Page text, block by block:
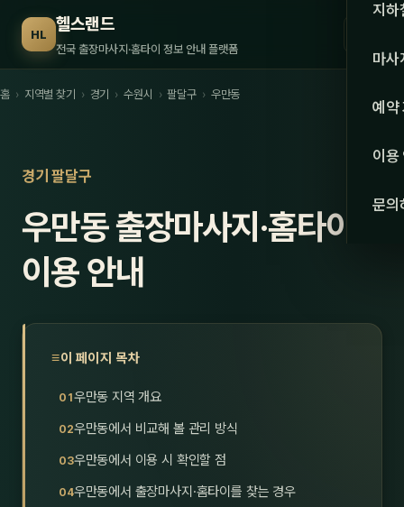
HL 헬스랜드
전국 출장마사지·홈타이 정보 안내 플랫폼 서울
강원·
강원
충북
지하
마사
관리
스
예약
이용
문의
홈 › 지역별 찾기 › 경기 › 수원시 › 팔달구 › 우만동
경기 팔달구
우만동 출장마사지·홈타이
이용 안내
이 페이지 목차
우만동 지역 개요
우만동에서 비교해 볼 관리 방식
우만동에서 이용 시 확인할 점
우만동에서 출장마사지·홈타이를 찾는 경우